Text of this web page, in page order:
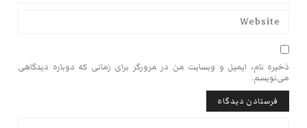
ذخیره نام، ایمیل و وبسایت من در مرورگر برای زمانی که دوباره دیدگاهی
می‌نویسم.